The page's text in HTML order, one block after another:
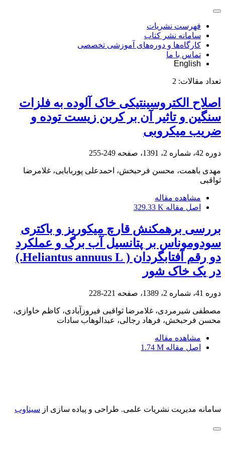
فهرست نشریات
سامانه نشر کتاب
کارگاه‌ها و دوره‌های آموزشی تخصصی
تماس با ما
English
تعداد مقالات: 2
اصلاح الکتروسینتیکی خاک آلوده به فلزات
سنگین و تاثیر آن بر کربن زیست توده و
ضریب میکروبی
دوره 42، شماره 2، 1391، صفحه 249-255
مهدی باهمت، محسن فرحبخش، احمدعلی پوربابایی، غلامرضا
ثواقبی
مشاهده مقاله
اصل مقاله 329.33 K
بررسی برهمکنش قارچ میکوریز و باکتری
سودوموناس بر پتانسیل آب برگ و عملکرد
دو رقم آفتابگردان ( Heliantus annuus L.)
در یک خاک شور
دوره 41، شماره 2، 1389، صفحه 221-228
مصطفی شیرمردی، غلامرضا ثواقبی فیروزآبادی، کاظم خاوازی،
محسن فرحبخش، فرهاد رجالی، عبدالوهاب سادات
مشاهده مقاله
اصل مقاله 1.74 M
سامانه مدیریت نشریات علمی. طراحی و پیاده سازی از سیناوب